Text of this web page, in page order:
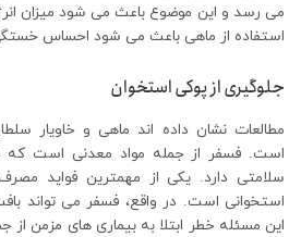
می رسد و این موضوع باعث می شود میزان
استفاده از ماهی باعث می شود احساس
جلوگیری از پوکی استخوان
مطالعات نشان داده اند ماهی و خاویار
است. فسفر از جمله مواد معدنی است که
سلامتی دارد. یکی از مهمترین فواید
استخوانی است. در واقع، فسفر می تواند
این مسئله خطر ابتلا به بیماری های مزمن از